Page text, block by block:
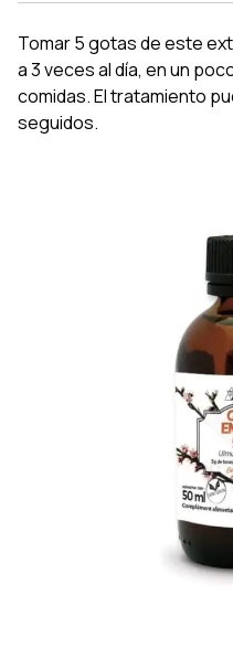
Tomar 5 gotas de este
a 3 veces al día, en un
comidas. El tratamiento
seguidos.